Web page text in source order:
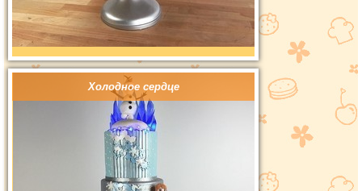
Холодное сердце